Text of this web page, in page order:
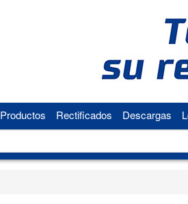
Productos Rectificados Descargas